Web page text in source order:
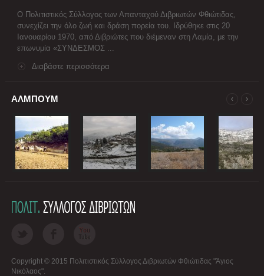
Ο Πολιτιστικός Σύλλογος των Απανταχού Διβριωτών Φθιώτιδας,
συνεχίζει την όλο ζωή και δράση πορεία του. Ιδρύθηκε στις 20
Ιανουαρίου 1970, από Διβριώτες που διέμεναν στη Λαμία, με την
επωνυμία «ΣΥΝΔΕΣΜΟΣ ...
Διαβάστε περισσότερα
ΑΛΜΠΟΥΜ
Copyright © 2015 Πολιτιστικός Σύλλογος Διβριωτών Φθιώτιδας "Άγιος
Νικόλαος".